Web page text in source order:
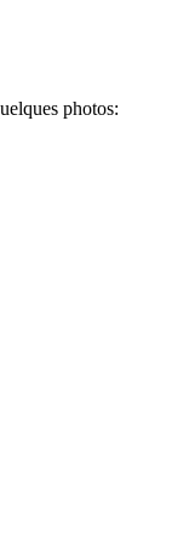
photos: